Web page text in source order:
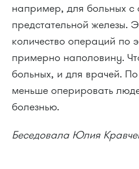
например, для больных с
предстательной железы.
количество операций по
примерно наполовину.
больных, и для врачей.
меньше оперировать
болезнью.
Беседовала Юлия